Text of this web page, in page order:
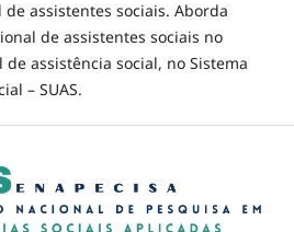
assistentes sociais. Aborda
de assistentes sociais no
assistência social, no Sistema
– SUAS.